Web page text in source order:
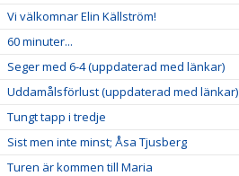
Vi välkomnar Elin Källström!
60 minuter...
Seger med 6-4 (uppdaterad med länkar)
Uddamålsförlust (uppdaterad med länkar)
Tungt tapp i tredje
Sist men inte minst; Åsa Tjusberg
Turen är kommen till Maria